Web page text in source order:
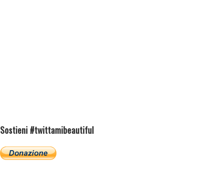
Sostieni #twittamibeautiful